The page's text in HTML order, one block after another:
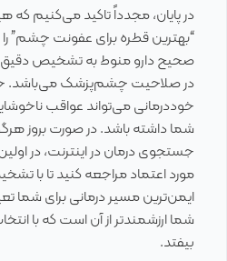
در پایان، مجدداً تاکید می‌کنیم که
“بهترین قطره برای عفونت چشم”
صحیح دارو منوط به تشخیص
در صلاحیت چشم‌پزشک می‌باشد.
خوددرمانی می‌تواند عواقب
شما داشته باشد. در صورت بروز
جستجوی درمان در اینترنت، در
مورد اعتماد مراجعه کنید تا با
ایمن‌ترین مسیر درمانی برای
شما ارزشمندتر از آن است که با
بیفتد.